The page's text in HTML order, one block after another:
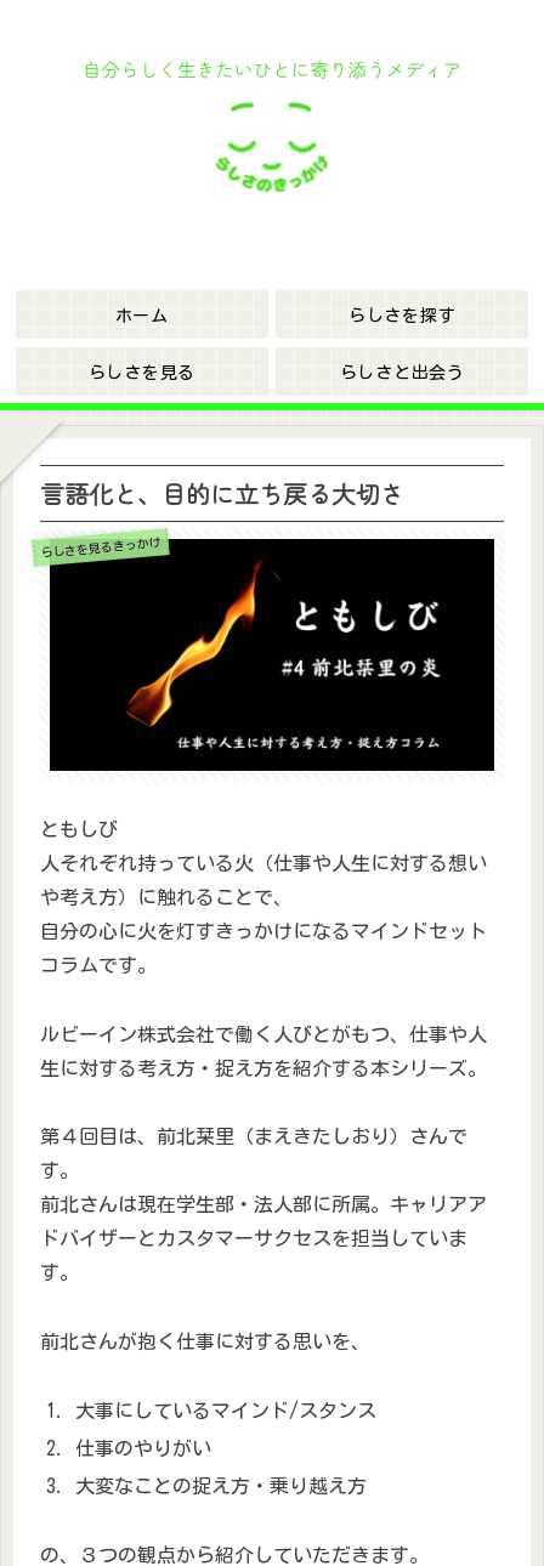
ホーム らしさを探す
らしさを見る らしさと出会う
言語化と、目的に立ち戻る大切さ
らしさを見るきっかけ
ともしび
人それぞれ持っている火（仕事や人生に対する想い
や考え方）に触れることで、
自分の心に火を灯すきっかけになるマインドセット
コラムです。
ルビーイン株式会社で働く人びとがもつ、仕事や人
生に対する考え方・捉え方を紹介する本シリーズ。
第４回目は、前北栞里（まえきたしおり）さんで
す。
前北さんは現在学生部・法人部に所属。キャリアア
ドバイザーとカスタマーサクセスを担当していま
す。
前北さんが抱く仕事に対する思いを、
大事にしているマインド/スタンス
仕事のやりがい
大変なことの捉え方・乗り越え方
の、３つの観点から紹介していただきます。